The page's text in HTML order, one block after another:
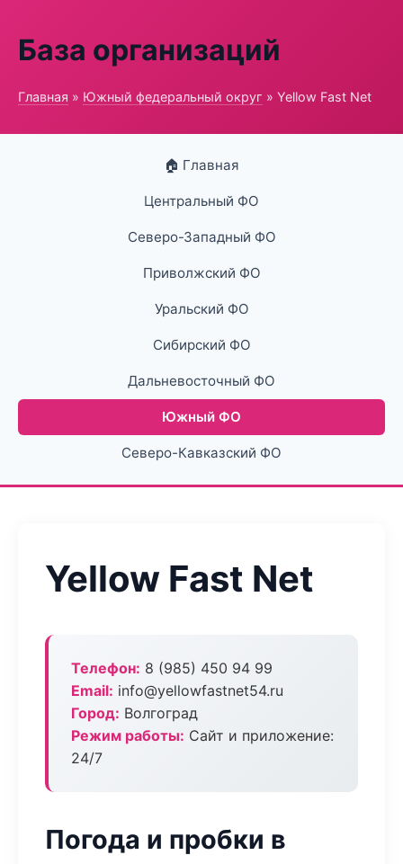
База организаций
Главная » Южный федеральный округ » Yellow Fast Net
🏠 Главная
Центральный ФО
Северо-Западный ФО
Приволжский ФО
Уральский ФО
Сибирский ФО
Дальневосточный ФО
Южный ФО
Северо-Кавказский ФО
Yellow Fast Net
Телефон: 8 (985) 450 94 99
Email: info@yellowfastnet54.ru
Город: Волгоград
Режим работы: Сайт и приложение:
24/7
Погода и пробки в